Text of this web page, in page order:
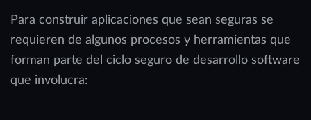
Para construir aplicaciones que sean seguras se
requieren de algunos procesos y herramientas que
forman parte del ciclo seguro de desarrollo software
que involucra: